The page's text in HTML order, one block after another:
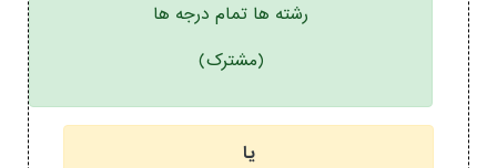
رشته ها تمام درجه ها
(مشترک)
یا